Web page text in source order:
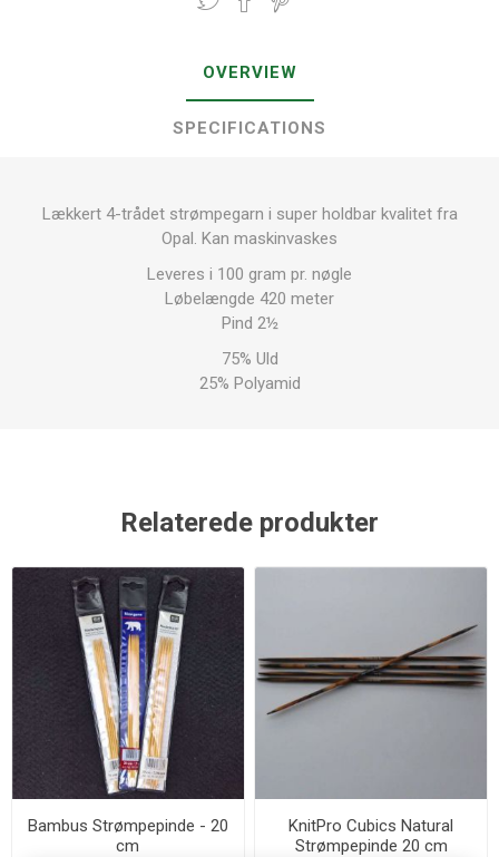
OVERVIEW
SPECIFICATIONS
Lækkert 4-trådet strømpegarn i super holdbar kvalitet fra
Opal. Kan maskinvaskes
Leveres i 100 gram pr. nøgle
Løbelængde 420 meter
Pind 2½
75% Uld
25% Polyamid
Relaterede produkter
Bambus Strømpepinde - 20
cm
KnitPro Cubics Natural
Strømpepinde 20 cm